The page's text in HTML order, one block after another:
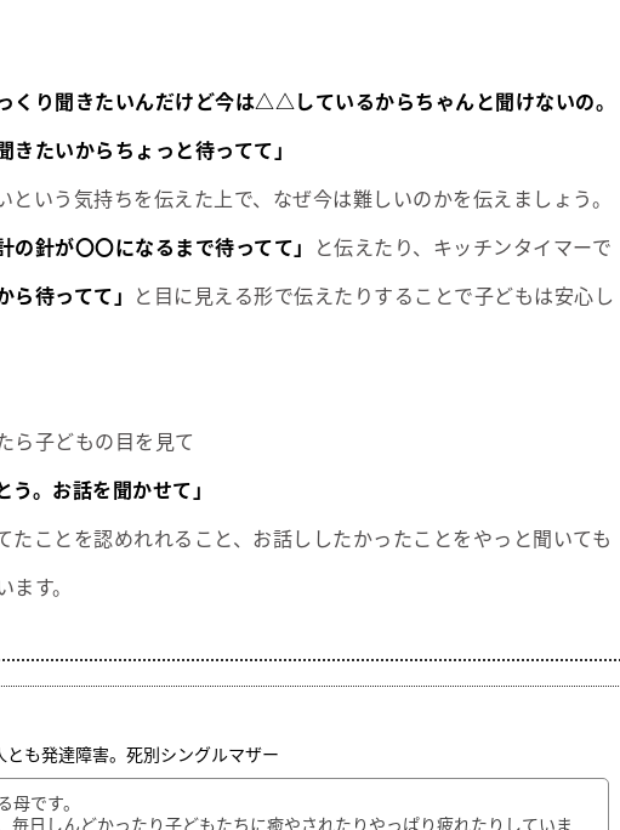
くり聞きたいんだけど今は△△しているからちゃんと聞けないの。
たいからちょっと待ってて」
という気持ちを伝えた上で、なぜ今は難しいのかを伝えましょう。
の針が〇〇になるまで待ってて」 と伝えたり、キッチンタイマーで
ら待ってて」 と目に見える形で伝えたりすることで子どもは安心し
ら子どもの目を見て
う。お話を聞かせて」
たことを認めれれること、お話ししたかったことをやっと聞いても
す。
とも発達障害。死別シングルマザー
です。
毎日しんどかったり子どもたちに癒やされたりやっぱり疲れたりしていま